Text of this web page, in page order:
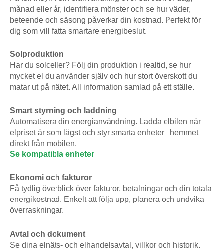
månad eller år, identifiera mönster och se hur väder,
beteende och säsong påverkar din kostnad. Perfekt för
dig som vill fatta smartare energibeslut.
Solproduktion
Har du solceller? Följ din produktion i realtid, se hur
mycket el du använder själv och hur stort överskott du
matar ut på nätet. All information samlad på ett ställe.
Smart styrning och laddning
Automatisera din energianvändning. Ladda elbilen när
elpriset är som lägst och styr smarta enheter i hemmet
direkt från mobilen.
Se kompatibla enheter
Ekonomi och fakturor
Få tydlig överblick över fakturor, betalningar och din totala
energikostnad. Enkelt att följa upp, planera och undvika
överraskningar.
Avtal och dokument
Se dina elnäts- och elhandelsavtal, villkor och historik.